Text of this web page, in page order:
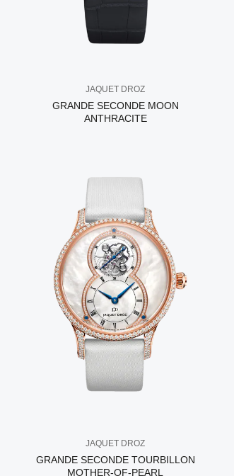
JAQUET DROZ
GRANDE SECONDE MOON
ANTHRACITE
JAQUET DROZ
GRANDE SECONDE TOURBILLON
MOTHER-OF-PEARL